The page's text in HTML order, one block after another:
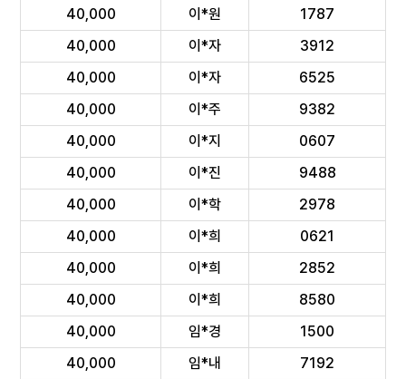
40,000
이*원
1787
40,000
이*자
3912
40,000
이*자
6525
40,000
이*주
9382
40,000
이*지
0607
40,000
이*진
9488
40,000
이*학
2978
40,000
이*희
0621
40,000
이*희
2852
40,000
이*희
8580
40,000
임*경
1500
40,000
임*내
7192